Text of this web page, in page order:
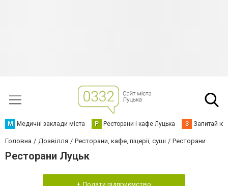
М Медичні заклади міста Р Ресторани і кафе Луцька З Запитай
Головна Дозвілля Ресторани, кафе, піцерії, суші Ресторани
Ресторани Луцьк
+ Додати підприємство